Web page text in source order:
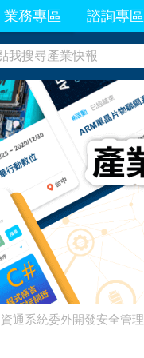
業務專區
最新業務 諮詢專區
資通系統委外開發安全管理